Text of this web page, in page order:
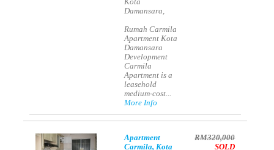
Kota
Damansara,
Rumah Carmila
Apartment Kota
Damansara
Development
Carmila
Apartment is a
leasehold
medium-cost...
More Info
Apartment
Carmila, Kota
RM320,000
SOLD